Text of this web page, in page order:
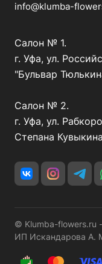
info@klumba-
Салон № 1.
г. Уфа, ул.
"Бульвар
Салон № 2.
г. Уфа, ул.
Степана Кувыкина
© Klumba-flowers.ru
ИП Искандарова